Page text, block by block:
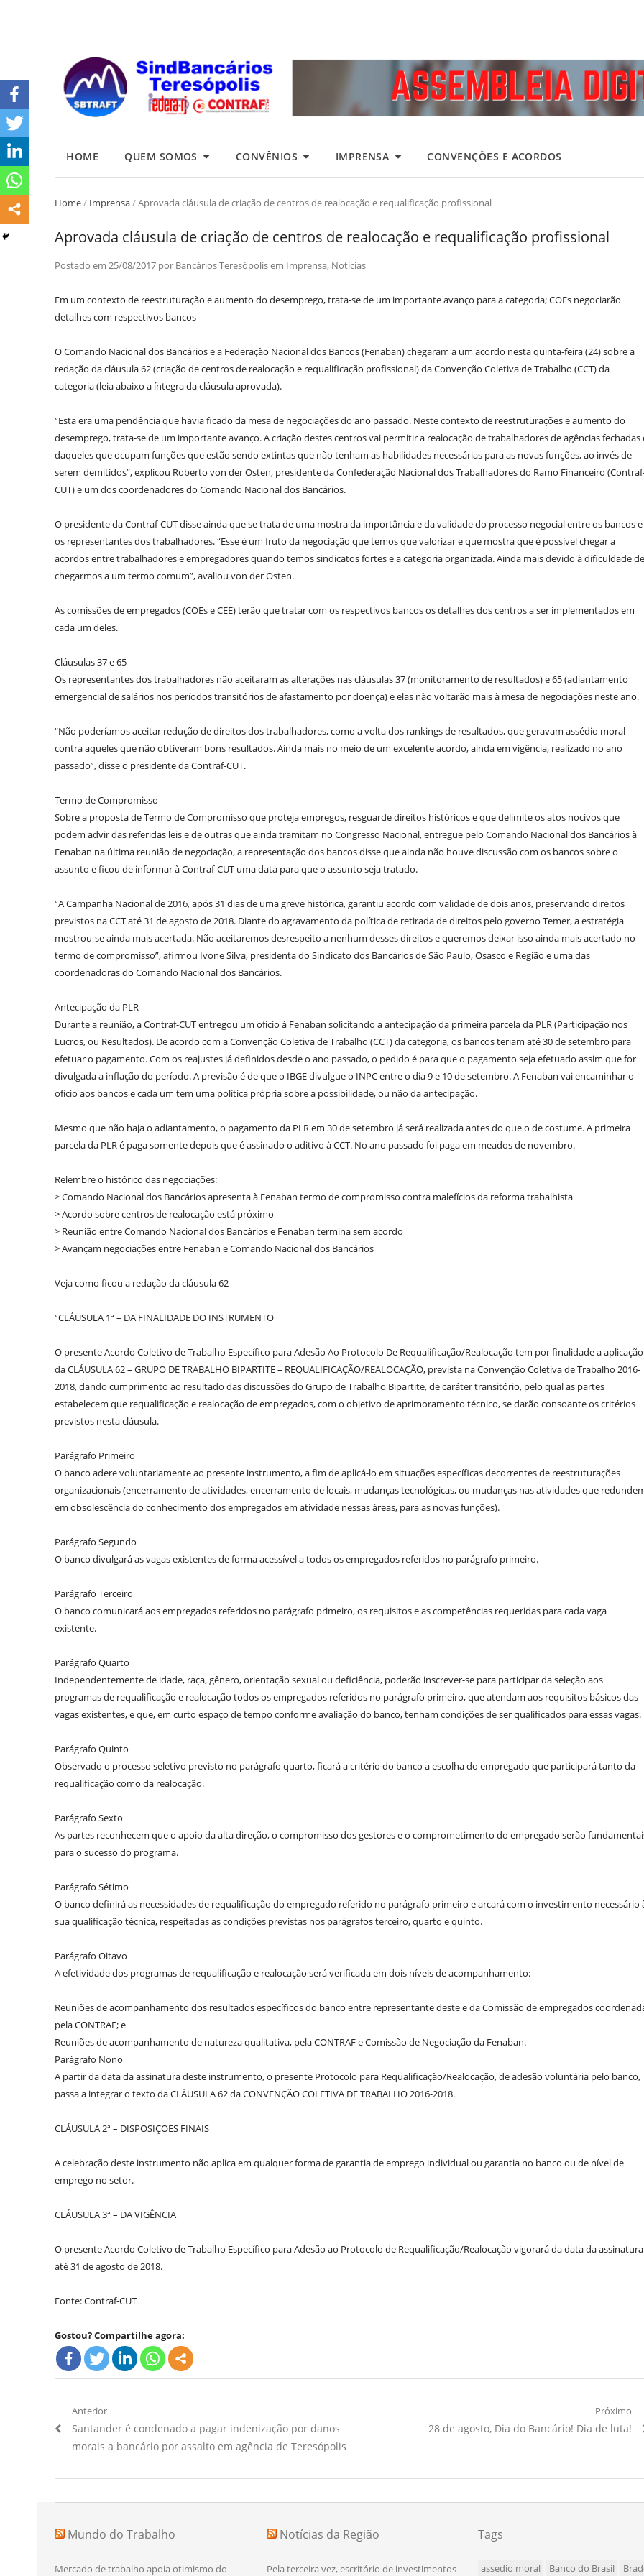
HOME QUEM SOMOS CONVÊNIOS IMPRENSA CONVENÇÕES E ACORDOS
Home/ Imprensa/Aprovada cláusula de criação de centros de realocação e requalificação profissional
Aprovada cláusula de criação de centros de realocação e requalificação profissional
Postado em 25/08/2017 por Bancários Teresópolisem Imprensa, Notícias
Em um contexto de reestruturação e aumento do desemprego, trata-se de um importante avanço para a categoria; COEs negociarão
detalhes com respectivos bancos
O Comando Nacional dos Bancários e a Federação Nacional dos Bancos (Fenaban) chegaram a um acordo nesta quinta-feira (24) sobre a
redação da cláusula 62 (criação de centros de realocação e requalificação profissional) da Convenção Coletiva de Trabalho (CCT) da
categoria (leia abaixo a íntegra da cláusula aprovada).
“Esta era uma pendência que havia ficado da mesa de negociações do ano passado. Neste contexto de reestruturações e aumento do
desemprego, trata-se de um importante avanço. A criação destes centros vai permitir a realocação de trabalhadores de agências fechadas
daqueles que ocupam funções que estão sendo extintas que não tenham as habilidades necessárias para as novas funções, ao invés de
serem demitidos”, explicou Roberto von der Osten, presidente da Confederação Nacional dos Trabalhadores do Ramo Financeiro
CUT) e um dos coordenadores do Comando Nacional dos Bancários.
O presidente da Contraf-CUT disse ainda que se trata de uma mostra da importância e da validade do processo negocial entre os bancos e
os representantes dos trabalhadores. “Esse é um fruto da negociação que temos que valorizar e que mostra que é possível chegar a
acordos entre trabalhadores e empregadores quando temos sindicatos fortes e a categoria organizada. Ainda mais devido à dificuldade de
chegarmos a um termo comum”, avaliou von der Osten.
As comissões de empregados (COEs e CEE) terão que tratar com os respectivos bancos os detalhes dos centros a ser implementados em
cada um deles.
Cláusulas 37 e 65
Os representantes dos trabalhadores não aceitaram as alterações nas cláusulas 37 (monitoramento de resultados) e 65 (adiantamento
emergencial de salários nos períodos transitórios de afastamento por doença) e elas não voltarão mais à mesa de negociações neste ano.
“Não poderíamos aceitar redução de direitos dos trabalhadores, como a volta dos rankings de resultados, que geravam assédio moral
contra aqueles que não obtiveram bons resultados. Ainda mais no meio de um excelente acordo, ainda em vigência, realizado no ano
passado”, disse o presidente da Contraf-CUT.
Termo de Compromisso
Sobre a proposta de Termo de Compromisso que proteja empregos, resguarde direitos históricos e que delimite os atos nocivos que
podem advir das referidas leis e de outras que ainda tramitam no Congresso Nacional, entregue pelo Comando Nacional dos Bancários à
Fenaban na última reunião de negociação, a representação dos bancos disse que ainda não houve discussão com os bancos sobre o
assunto e ficou de informar à Contraf-CUT uma data para que o assunto seja tratado.
“A Campanha Nacional de 2016, após 31 dias de uma greve histórica, garantiu acordo com validade de dois anos, preservando direitos
previstos na CCT até 31 de agosto de 2018. Diante do agravamento da política de retirada de direitos pelo governo Temer, a estratégia
mostrou-se ainda mais acertada. Não aceitaremos desrespeito a nenhum desses direitos e queremos deixar isso ainda mais acertado no
termo de compromisso”, afirmou Ivone Silva, presidenta do Sindicato dos Bancários de São Paulo, Osasco e Região e uma das
coordenadoras do Comando Nacional dos Bancários.
Antecipação da PLR
Durante a reunião, a Contraf-CUT entregou um ofício à Fenaban solicitando a antecipação da primeira parcela da PLR (Participação nos
Lucros, ou Resultados). De acordo com a Convenção Coletiva de Trabalho (CCT) da categoria, os bancos teriam até 30 de setembro para
efetuar o pagamento. Com os reajustes já definidos desde o ano passado, o pedido é para que o pagamento seja efetuado assim que for
divulgada a inflação do período. A previsão é de que o IBGE divulgue o INPC entre o dia 9 e 10 de setembro. A Fenaban vai encaminhar o
ofício aos bancos e cada um tem uma política própria sobre a possibilidade, ou não da antecipação.
Mesmo que não haja o adiantamento, o pagamento da PLR em 30 de setembro já será realizada antes do que o de costume. A primeira
parcela da PLR é paga somente depois que é assinado o aditivo à CCT. No ano passado foi paga em meados de novembro.
Relembre o histórico das negociações:
> Comando Nacional dos Bancários apresenta à Fenaban termo de compromisso contra malefícios da reforma trabalhista
> Acordo sobre centros de realocação está próximo
> Reunião entre Comando Nacional dos Bancários e Fenaban termina sem acordo
> Avançam negociações entre Fenaban e Comando Nacional dos Bancários
Veja como ficou a redação da cláusula 62
“CLÁUSULA 1ª – DA FINALIDADE DO INSTRUMENTO
O presente Acordo Coletivo de Trabalho Específico para Adesão Ao Protocolo De Requalificação/Realocação tem por finalidade a aplicação
da CLÁUSULA 62 – GRUPO DE TRABALHO BIPARTITE – REQUALIFICAÇÃO/REALOCAÇÃO, prevista na Convenção Coletiva de Trabalho 2016-
2018, dando cumprimento ao resultado das discussões do Grupo de Trabalho Bipartite, de caráter transitório, pelo qual as partes
estabelecem que requalificação e realocação de empregados, com o objetivo de aprimoramento técnico, se darão consoante os critérios
previstos nesta cláusula.
Parágrafo Primeiro
O banco adere voluntariamente ao presente instrumento, a fim de aplicá-lo em situações específicas decorrentes de reestruturações
organizacionais (encerramento de atividades, encerramento de locais, mudanças tecnológicas, ou mudanças nas atividades que
em obsolescência do conhecimento dos empregados em atividade nessas áreas, para as novas funções).
Parágrafo Segundo
O banco divulgará as vagas existentes de forma acessível a todos os empregados referidos no parágrafo primeiro.
Parágrafo Terceiro
O banco comunicará aos empregados referidos no parágrafo primeiro, os requisitos e as competências requeridas para cada vaga
existente.
Parágrafo Quarto
Independentemente de idade, raça, gênero, orientação sexual ou deficiência, poderão inscrever-se para participar da seleção aos
programas de requalificação e realocação todos os empregados referidos no parágrafo primeiro, que atendam aos requisitos básicos das
vagas existentes, e que, em curto espaço de tempo conforme avaliação do banco, tenham condições de ser qualificados para essas vagas.
Parágrafo Quinto
Observado o processo seletivo previsto no parágrafo quarto, ficará a critério do banco a escolha do empregado que participará tanto da
requalificação como da realocação.
Parágrafo Sexto
As partes reconhecem que o apoio da alta direção, o compromisso dos gestores e o comprometimento do empregado serão
para o sucesso do programa.
Parágrafo Sétimo
O banco definirá as necessidades de requalificação do empregado referido no parágrafo primeiro e arcará com o investimento necessário
sua qualificação técnica, respeitadas as condições previstas nos parágrafos terceiro, quarto e quinto.
Parágrafo Oitavo
A efetividade dos programas de requalificação e realocação será verificada em dois níveis de acompanhamento:
Reuniões de acompanhamento dos resultados específicos do banco entre representante deste e da Comissão de empregados
pela CONTRAF; e
Reuniões de acompanhamento de natureza qualitativa, pela CONTRAF e Comissão de Negociação da Fenaban.
Parágrafo Nono
A partir da data da assinatura deste instrumento, o presente Protocolo para Requalificação/Realocação, de adesão voluntária pelo banco,
passa a integrar o texto da CLÁUSULA 62 da CONVENÇÃO COLETIVA DE TRABALHO 2016-2018.
CLÁUSULA 2ª – DISPOSIÇOES FINAIS
A celebração deste instrumento não aplica em qualquer forma de garantia de emprego individual ou garantia no banco ou de nível de
emprego no setor.
CLÁUSULA 3ª – DA VIGÊNCIA
O presente Acordo Coletivo de Trabalho Específico para Adesão ao Protocolo de Requalificação/Realocação vigorará da data da assinatura
até 31 de agosto de 2018.
Fonte: Contraf-CUT
Gostou? Compartilhe agora:
Navegação
de
Anterior
Artigo
Anterior:
Santander é condenado a pagar indenização por danos
morais a bancário por assalto em agência de Teresópolis
Próximo
Próximo
28 de agosto, Dia do Bancário! Dia de luta!
Mundo do Trabalho
Mercado de trabalho apoia otimismo do
Notícias da Região
Pela terceira vez, escritório de investimentos
Tags
assedio moral Banco do Brasil